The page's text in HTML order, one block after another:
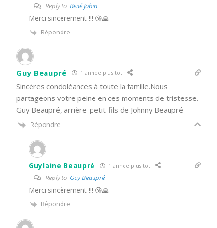
Reply to René Jobin
Merci sincèrement !!! 😘🙏
Répondre
Guy Beaupré 1 année plus tôt
Sincères condoléances à toute la famille.Nous
partageons votre peine en ces moments de tristesse.
Guy Beaupré, arrière-petit-fils de Johnny Beaupré
Répondre
Guylaine Beaupré 1 année plus tôt
Reply to Guy Beaupré
Merci sincèrement !!! 😘🙏
Répondre